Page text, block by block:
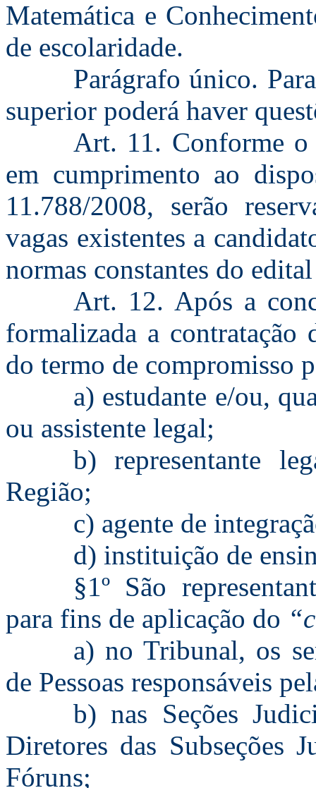
Matemática e
de escolaridade.
Parágrafo único.
superior poderá haver
Art. 11. Conforme o
em cumprimento ao
11.788/2008, serão
vagas existentes a
normas constantes do
Art. 12. Após a
formalizada a contratação
do termo de compromisso
a) estudante e/ou,
ou assistente legal;
b) representante
Região;
c) agente de
d) instituição de
§1º São
para fins de aplicação do
a) no Tribunal, os
de Pessoas responsáveis
b) nas Seções
Diretores das Subseções
Fóruns;